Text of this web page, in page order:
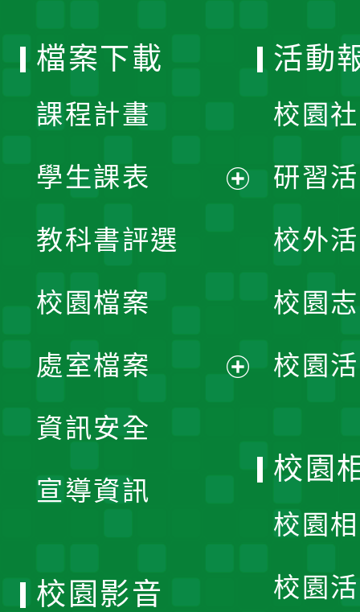
檔案下載
課程計畫
學生課表
單
教科書評選
校園檔案
處室檔案
資訊安全
宣導資訊
活動
校園
研習
校外
校園
校園
校園
校園
校園
校園影音